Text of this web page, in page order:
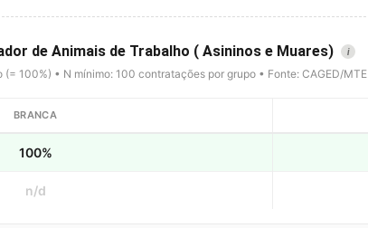
de Animais de Trabalho ( Asininos e Muares) i
100%) • N mínimo: 100 contratações por grupo • Fonte: CAGED/MTE
BRANCA
100%
n/d